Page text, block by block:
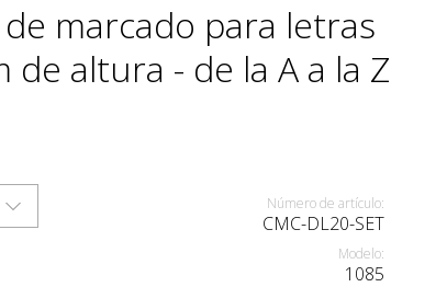
marcado para letras
de altura - de la A a la Z
Número de artículo:
CMC-DL20-SET
Modelo:
1085